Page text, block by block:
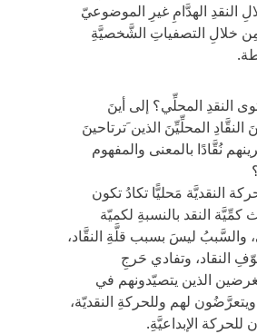
النقدِ الهدَّامِ غيرِ الموضوعيّ
خلالِ التصفياتِ الشَّخصيَّةِ
النقدِ المحلِّي؟ إلى أينَ
المحلِّيِّنَ الذين َترتاحينَ
نُقَّادًا بالمعنى والمفهوم
النقديَّة مَحليًّا تكادُ تكون
النقد بالنسبةِ لكميّة
والسَّببُ ليسَ بسبب قلَّةِ النقَّاد،
النقاد، وتفادي حَرجِ
الذين يتصيّدونهم في
ويتعرَّضُون لهم وللحركةِ النقديّة،
للحركة الإبداعيَّةِ.